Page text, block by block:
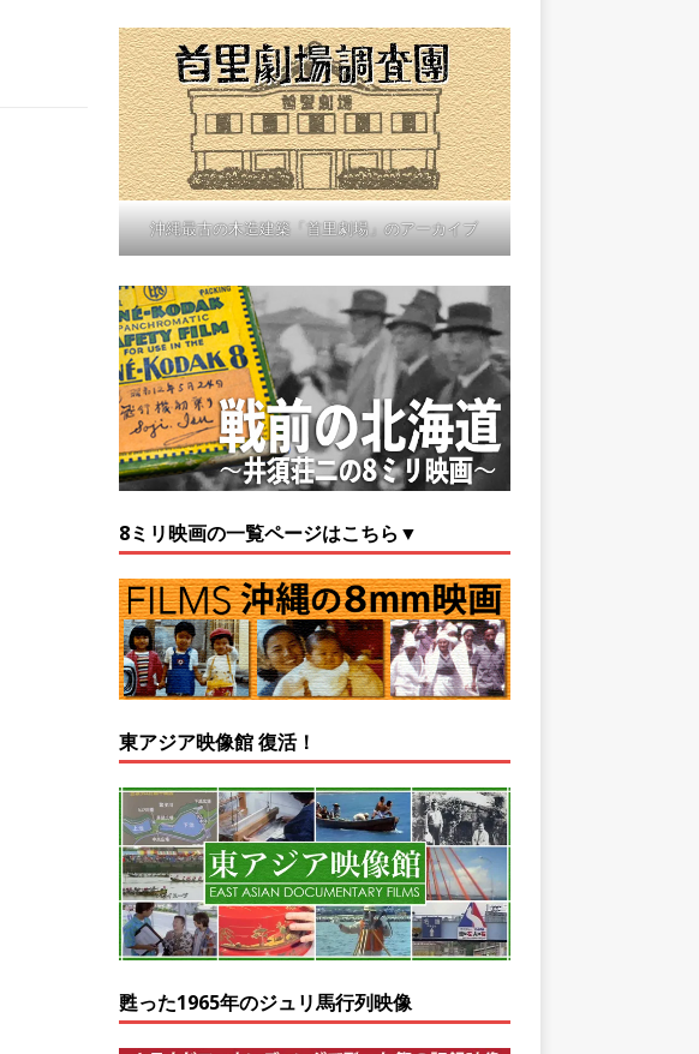
沖縄最古の木造建築「首里劇場」のアーカイブ
8ミリ映画の一覧ページはこちら▼
東アジア映像館 復活！
甦った1965年のジュリ馬行列映像